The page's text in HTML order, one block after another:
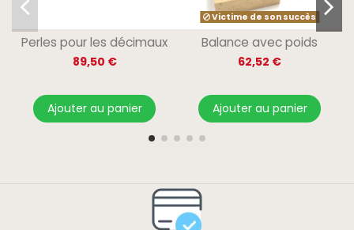
Perles pour les décimaux
89,50 €
Ajouter au panier
Victime de son succès
Balance avec poids
62,52 €
Ajouter au panier